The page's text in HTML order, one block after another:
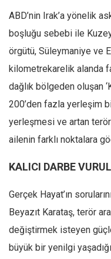
Hayat
Türkiye
Siyaset
Afrika
Amerika
Avustralya
Tarih
Düşünce
Dosyalar
ABD’nin Irak’a yönelik
boşluğu sebebi ile
örgütü, Süleymaniye ve
kilometrekarelik alanda
dağlık bölgeden oluşan
200’den fazla yerleşim
yerleşmesi ve artan
ailenin farklı noktalara
KALICI DARBE
Gerçek Hayat’ın
Beyazıt Karataş, terör
değiştirmek isteyen
büyük bir yenilgi